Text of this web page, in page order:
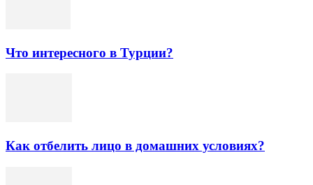
Что интересного в Турции?
Как отбелить лицо в домашних условиях?